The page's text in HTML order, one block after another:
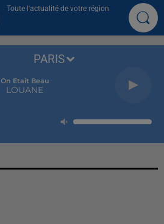
Toute l'actualité de votre région
On Etait Beau
LOUANE
PARIS